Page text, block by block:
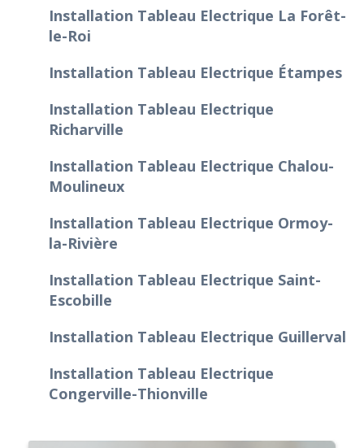
Installation Tableau Electrique La Forêt-
le-Roi
Installation Tableau Electrique Étampes
Installation Tableau Electrique
Richarville
Installation Tableau Electrique Chalou-
Moulineux
Installation Tableau Electrique Ormoy-
la-Rivière
Installation Tableau Electrique Saint-
Escobille
Installation Tableau Electrique Guillerval
Installation Tableau Electrique
Congerville-Thionville